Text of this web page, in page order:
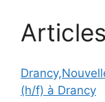
(h/f) à Drancy